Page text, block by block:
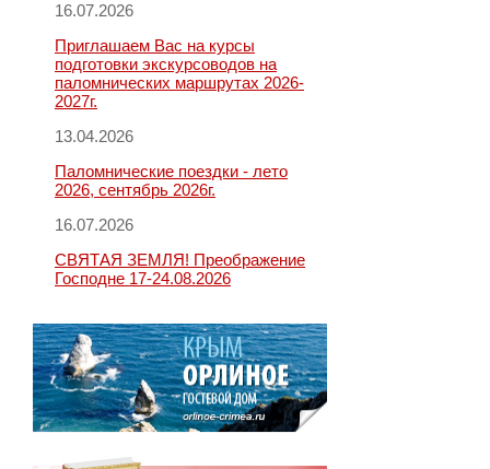
16.07.2026
Приглашаем Вас на курсы
подготовки экскурсоводов на
паломнических маршрутах 2026-
2027г.
13.04.2026
Паломнические поездки - лето
2026, сентябрь 2026г.
16.07.2026
СВЯТАЯ ЗЕМЛЯ! Преображение
Господне 17-24.08.2026